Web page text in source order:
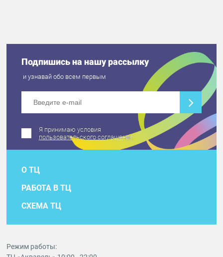
Подпишись на нашу рассылку
и узнавай обо всем первым
Я принимаю условия
пользовательского соглашения
О ТЦ
РАБОТА В ТЦ
СХЕМА ТЦ
Режим работы: